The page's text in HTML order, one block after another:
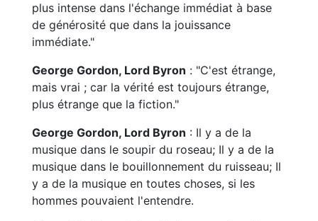
plus intense dans l'échange immédiat à base
de générosité que dans la jouissance
immédiate."
George Gordon, Lord Byron : "C'est étrange,
mais vrai ; car la vérité est toujours étrange,
plus étrange que la fiction."
George Gordon, Lord Byron : Il y a de la
musique dans le soupir du roseau; Il y a de la
musique dans le bouillonnement du ruisseau; Il
y a de la musique en toutes choses, si les
hommes pouvaient l'entendre.